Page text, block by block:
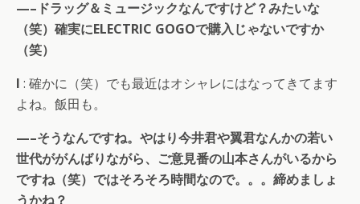
—–ドラッグ＆ミュージックなんですけど？みたいな
（笑）確実にELECTRIC GOGOで購入じゃないですか
（笑）
I : 確かに（笑）でも最近はオシャレにはなってきてます
よね。飯田も。
—–そうなんですね。やはり今井君や翼君なんかの若い
世代ががんばりながら、ご意見番の山本さんがいるから
ですね（笑）ではそろそろ時間なので。。。締めましょ
うかね？